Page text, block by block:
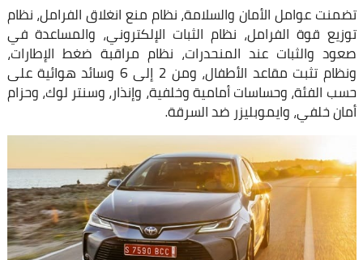
تضمنت عوامل الأمان والسلامة، نظام منع انغلاق الفرامل، نظام
توزيع قوة الفرامل، نظام الثبات الإلكتروني، والمساعدة في
صعود والثبات عند المنحدرات، نظام مراقبة ضغط الإطارات،
ونظام تثبت مقاعد الأطفال، ومن 2 إلى 6 وسائد هوائية على
حسب الفئة، وحساسات أمامية وخلفية، وإنذار، وسنتر لوك، وحزام
أمان خلفي، وايموبليزر ضد السرقة.